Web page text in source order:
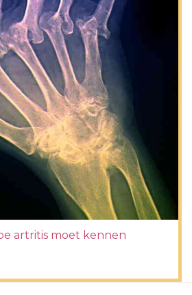
artritis moet kennen